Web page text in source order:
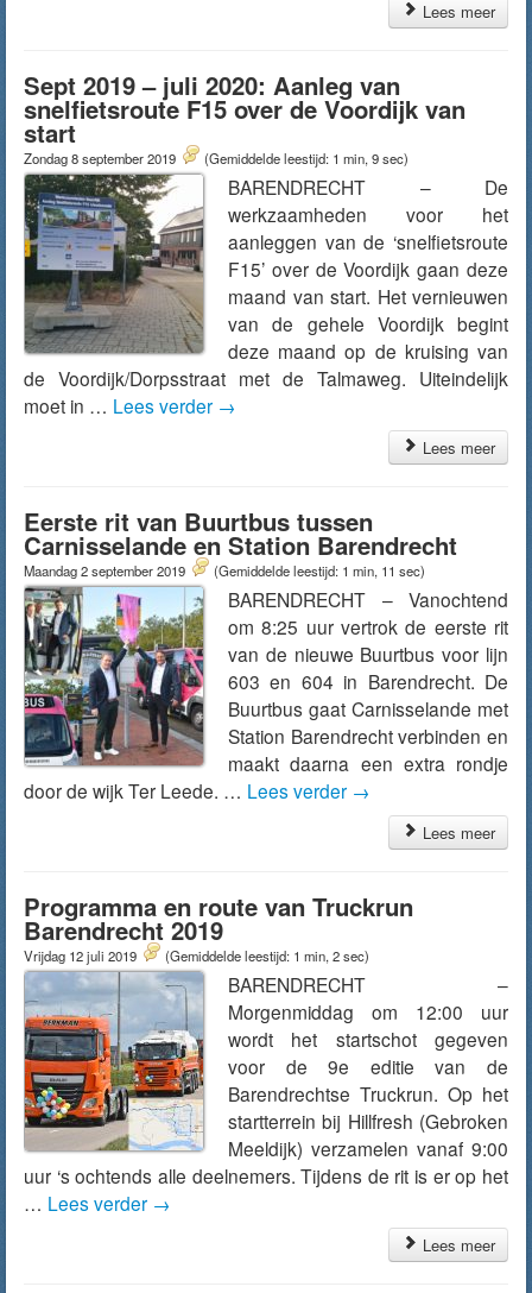
Lees meer
Sept 2019 – juli 2020: Aanleg van
snelfietsroute F15 over de Voordijk van
start
Zondag 8 september 2019 (Gemiddelde leestijd: 1 min, 9 sec)
BARENDRECHT – De
werkzaamheden voor het
aanleggen van de ‘snelfietsroute
F15’ over de Voordijk gaan deze
maand van start. Het vernieuwen
van de gehele Voordijk begint
deze maand op de kruising van
de Voordijk/Dorpsstraat met de Talmaweg. Uiteindelijk
moet in … Lees verder →
Lees meer
Eerste rit van Buurtbus tussen
Carnisselande en Station Barendrecht
Maandag 2 september 2019 (Gemiddelde leestijd: 1 min, 11 sec)
BARENDRECHT – Vanochtend
om 8:25 uur vertrok de eerste rit
van de nieuwe Buurtbus voor lijn
603 en 604 in Barendrecht. De
Buurtbus gaat Carnisselande met
Station Barendrecht verbinden en
maakt daarna een extra rondje
door de wijk Ter Leede. … Lees verder →
Lees meer
Programma en route van Truckrun
Barendrecht 2019
Vrijdag 12 juli 2019 (Gemiddelde leestijd: 1 min, 2 sec)
BARENDRECHT –
Morgenmiddag om 12:00 uur
wordt het startschot gegeven
voor de 9e editie van de
Barendrechtse Truckrun. Op het
startterrein bij Hillfresh (Gebroken
Meeldijk) verzamelen vanaf 9:00
uur ‘s ochtends alle deelnemers. Tijdens de rit is er op het
… Lees verder →
Lees meer